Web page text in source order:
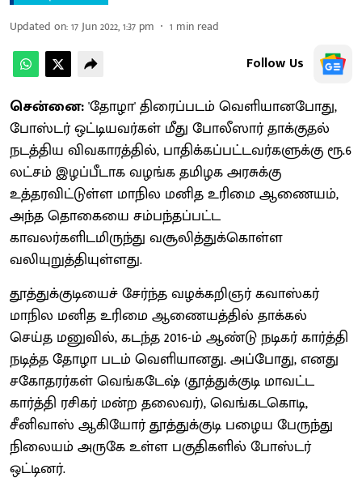
Updated on:17 Jun 2022, 1:37 pm 1 min read
Follow Us
சென்னை:'தோழா' திரைப்படம் வெளியானபோது,
போஸ்டர் ஒட்டியவர்கள் மீது போலீஸார் தாக்குதல்
நடத்திய விவகாரத்தில், பாதிக்கப்பட்டவர்களுக்கு ரூ.6
லட்சம் இழப்பீடாக வழங்க தமிழக அரசுக்கு
உத்தரவிட்டுள்ள மாநில மனித உரிமை ஆணையம்,
அந்த தொகையை சம்பந்தப்பட்ட
காவலர்களிடமிருந்து வசூலித்துக்கொள்ள
வலியுறுத்தியுள்ளது.
தூத்துக்குடியைச் சேர்ந்த வழக்கறிஞர் கவாஸ்கர்
மாநில மனித உரிமை ஆணையத்தில் தாக்கல்
செய்த மனுவில், கடந்த 2016-ம் ஆண்டு நடிகர் கார்த்தி
நடித்த தோழா படம் வெளியானது. அப்போது, எனது
சகோதரர்கள் வெங்கடேஷ் (தூத்துக்குடி மாவட்ட
கார்த்தி ரசிகர் மன்ற தலைவர்), வெங்கடகொடி,
சீனிவாஸ் ஆகியோர் தூத்துக்குடி பழைய பேருந்து
நிலையம் அருகே உள்ள பகுதிகளில் போஸ்டர்
ஒட்டினர்.